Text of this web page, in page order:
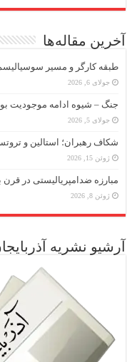
آخرین مقاله‌ها
طبقه کارگر و مسیر
جولای 6, 2026
جنگ – شیوه ادامه موجودیت
جولای 5, 2026
شکاف رهبران؛ استالین و
ژوئن 15, 2026
مبارزه ضد‌امپریالیستی در
ژوئن 8, 2026
آرشیو نشریه